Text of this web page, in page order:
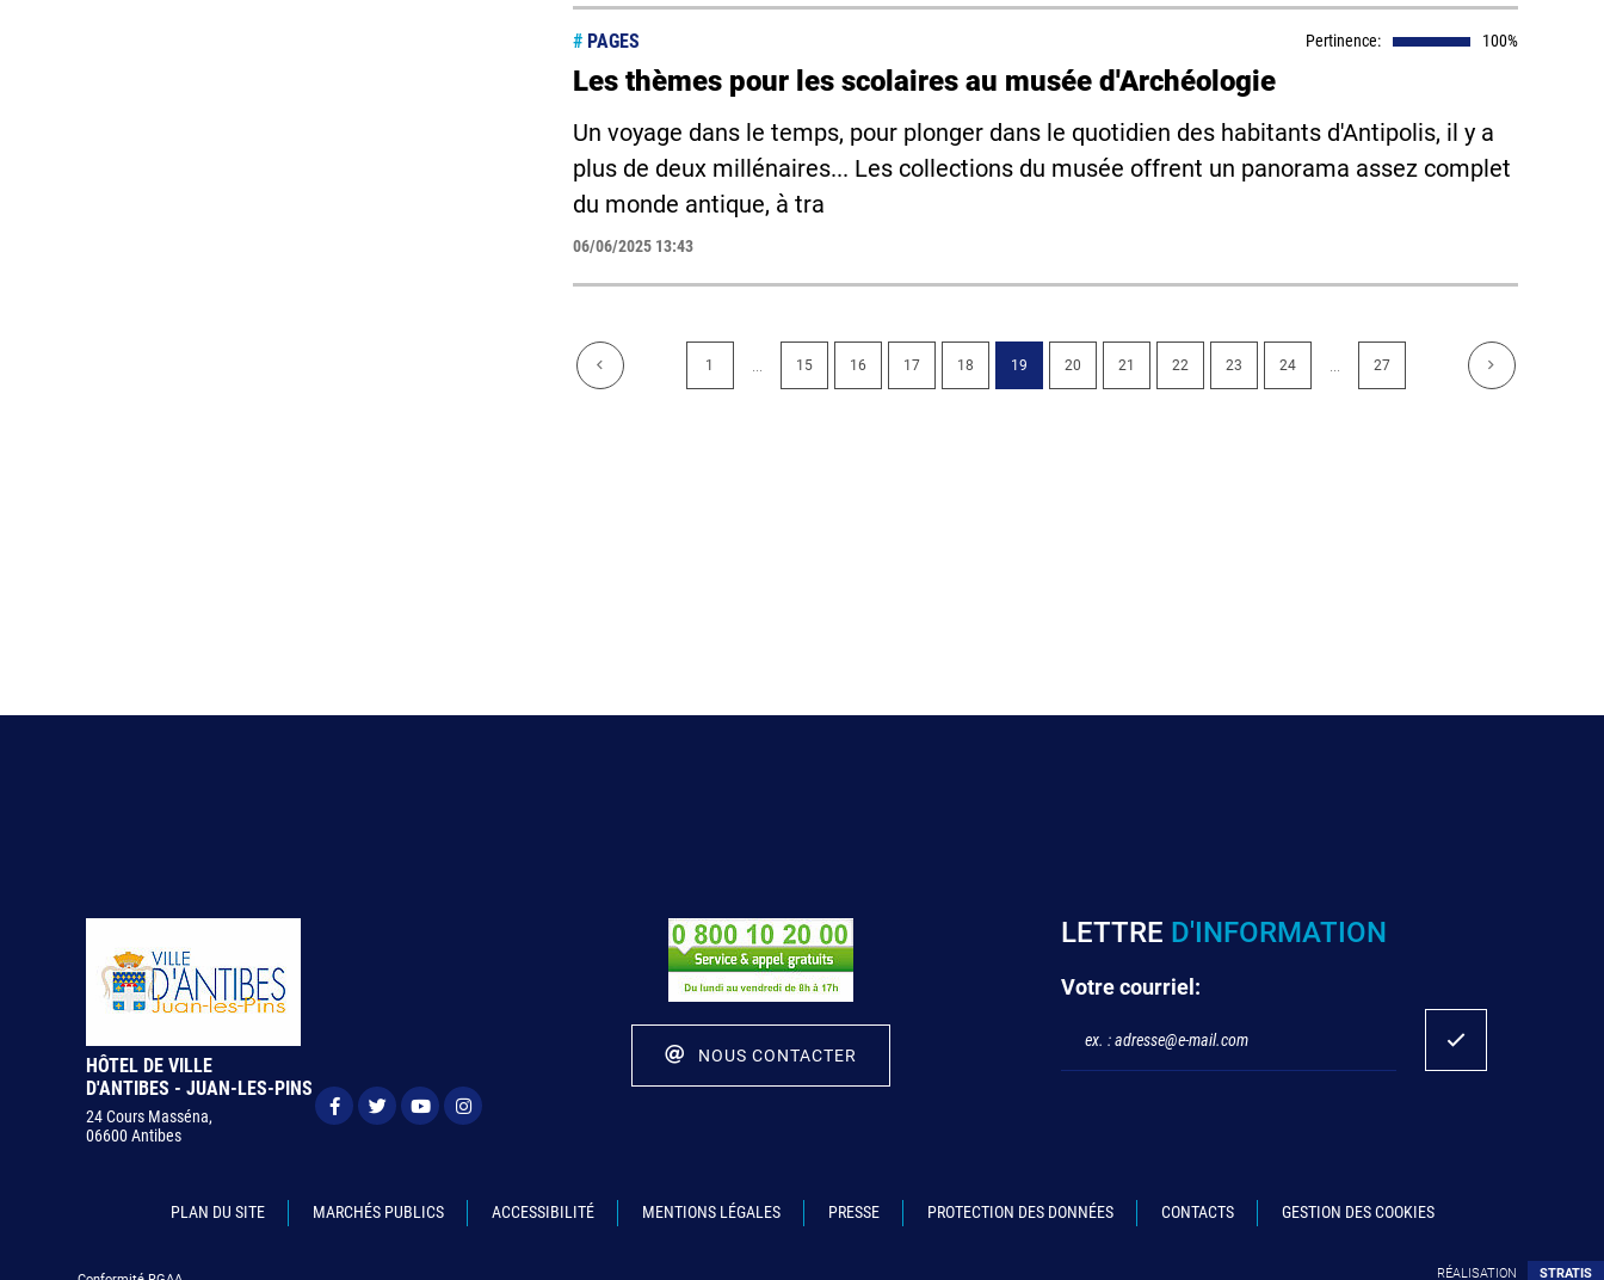
# PAGES Pertinence: 100%
Les thèmes pour les scolaires au musée d'Archéologie
Un voyage dans le temps, pour plonger dans le quotidien des habitants d'Antipolis, il y a
plus de deux millénaires... Les collections du musée offrent un panorama assez complet
du monde antique, à tra
06/06/2025 13:43
1 15 16 17 18 19 20 21 22 23 24 27
HÔTEL DE VILLE
D'ANTIBES - JUAN-LES-PINS
24 Cours Masséna,
06600 Antibes
NOUS CONTACTER
LETTRE D'INFORMATION
Votre courriel:
PLAN DU SITE MARCHÉS PUBLICS ACCESSIBILITÉ MENTIONS LÉGALES PRESSE PROTECTION DES DONNÉES CONTACTS GESTION DES COOKIES
RÉALISATION STRATIS